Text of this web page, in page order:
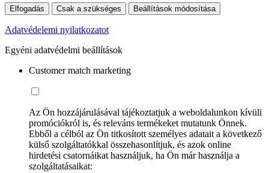
Elfogadás Csak a szükséges Beállítások módosítása
Adatvédelemi nyilatkozatot
Egyéni adatvédelmi beállítások
Customer match marketing
Az Ön hozzájárulásával tájékoztatjuk a weboldalunkon kívüli
promóciókról is, és releváns termékeket mutatunk Önnek.
Ebből a célból az Ön titkosított személyes adatait a következő
külső szolgáltatókkal összehasonlítjuk, és azok online
hirdetési csatornáikat használjuk, ha Ön már használja a
szolgáltatásaikat: